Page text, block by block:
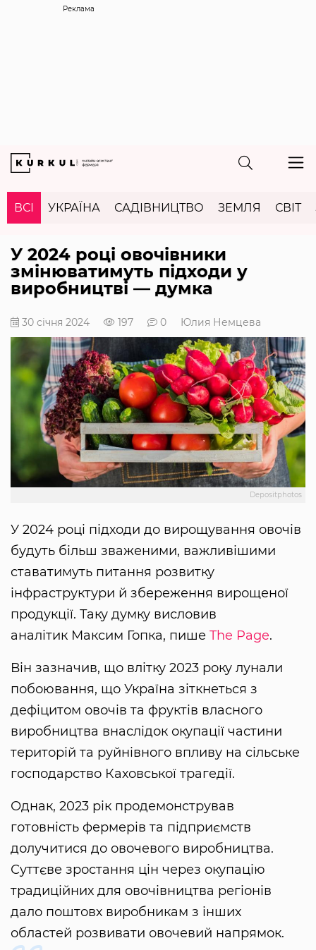
Реклама
ВСІ УКРАЇНА САДІВНИЦТВО ЗЕМЛЯ СВІТ
У 2024 році овочівники
змінюватимуть підходи у
виробництві — думка
30 січня 2024 197 0 Юлия Немцева
Depositphotos
У 2024 році підходи до вирощування овочів
будуть більш зваженими, важливішими
ставатимуть питання розвитку
інфраструктури й збереження вирощеної
продукції. Таку думку висловив
аналітик Максим Гопка, пише The Page.
Він зазначив, що влітку 2023 року лунали
побоювання, що Україна зіткнеться з
дефіцитом овочів та фруктів власного
виробництва внаслідок окупації частини
територій та руйнівного впливу на сільське
господарство Каховської трагедії.
Однак, 2023 рік продемонстрував
готовність фермерів та підприємств
долучитися до овочевого виробництва.
Суттєве зростання цін через окупацію
традиційних для овочівництва регіонів
дало поштовх виробникам з інших
областей розвивати овочевий напрямок.